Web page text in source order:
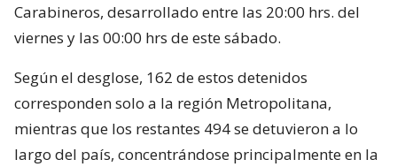
Carabineros, desarrollado entre las 20:00 hrs. del
viernes y las 00:00 hrs de este sábado.
Según el desglose, 162 de estos detenidos
corresponden solo a la región Metropolitana,
mientras que los restantes 494 se detuvieron a lo
largo del país, concentrándose principalmente en la